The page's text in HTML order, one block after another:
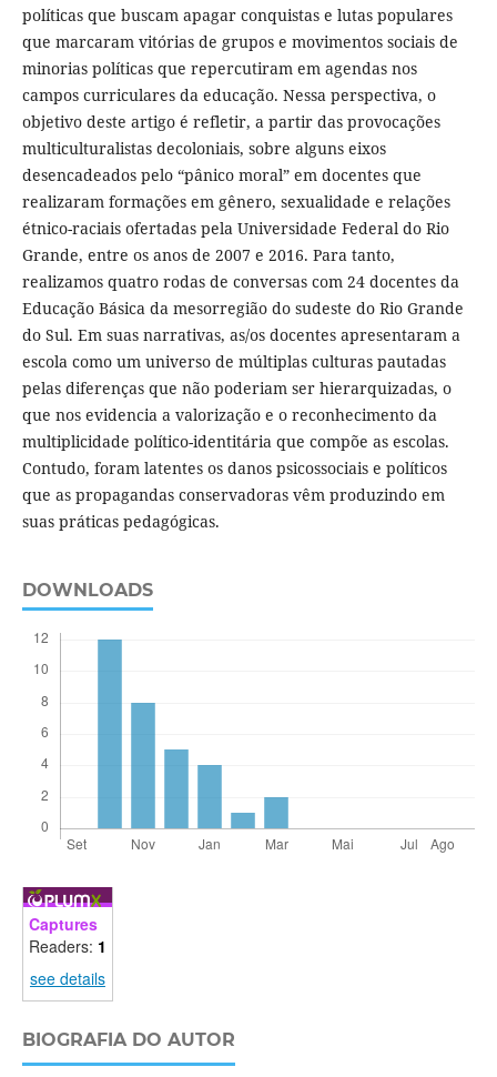
políticas que buscam apagar conquistas e lutas populares
que marcaram vitórias de grupos e movimentos sociais de
minorias políticas que repercutiram em agendas nos
campos curriculares da educação. Nessa perspectiva, o
objetivo deste artigo é refletir, a partir das provocações
multiculturalistas decoloniais, sobre alguns eixos
desencadeados pelo “pânico moral” em docentes que
realizaram formações em gênero, sexualidade e relações
étnico-raciais ofertadas pela Universidade Federal do Rio
Grande, entre os anos de 2007 e 2016. Para tanto,
realizamos quatro rodas de conversas com 24 docentes da
Educação Básica da mesorregião do sudeste do Rio Grande
do Sul. Em suas narrativas, as/os docentes apresentaram a
escola como um universo de múltiplas culturas pautadas
pelas diferenças que não poderiam ser hierarquizadas, o
que nos evidencia a valorização e o reconhecimento da
multiplicidade político-identitária que compõe as escolas.
Contudo, foram latentes os danos psicossociais e políticos
que as propagandas conservadoras vêm produzindo em
suas práticas pedagógicas.
DOWNLOADS
Captures
Readers: 1
see details
BIOGRAFIA DO AUTOR